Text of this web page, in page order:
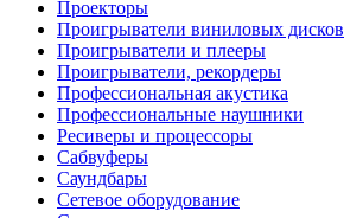
Проекторы
Проигрыватели виниловых дисков
Проигрыватели и плееры
Проигрыватели, рекордеры
Профессиональная акустика
Профессиональные наушники
Ресиверы и процессоры
Сабвуферы
Саундбары
Сетевое оборудование